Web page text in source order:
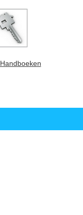
Handboeken